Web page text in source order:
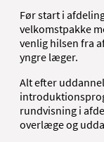
Før start i
velkomstpakke
venlig hilsen fra
yngre læger.
Alt efter
rundvisning i
overlæge og